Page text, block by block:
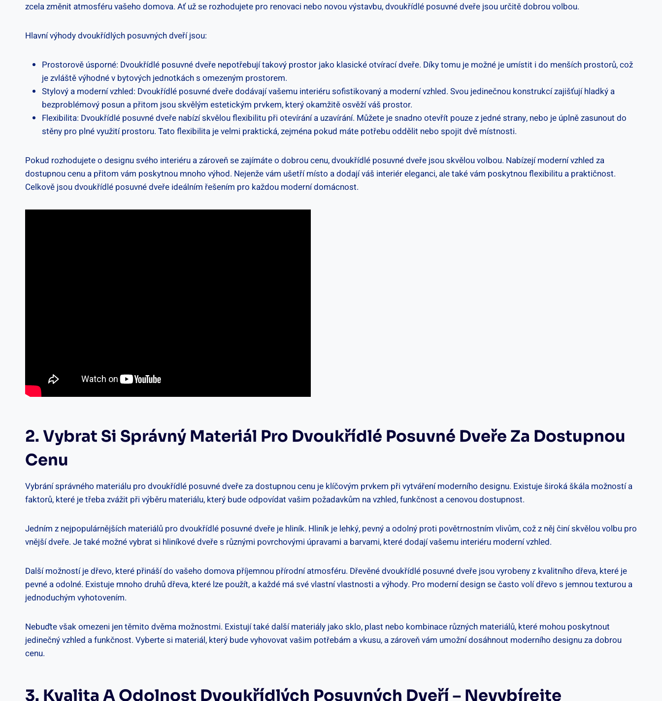
zcela změnit atmosféru vašeho domova. Ať už se rozhodujete pro renovaci nebo novou výstavbu, dvoukřídlé posuvné dveře jsou určitě dobrou volbou.
Hlavní výhody dvoukřídlých posuvných dveří jsou:
Prostorově úsporné: Dvoukřídlé posuvné dveře nepotřebují takový prostor jako klasické otvírací dveře. Díky tomu je možné je umístit i do menších prostorů, což
je zvláště výhodné v bytových jednotkách s omezeným prostorem.
Stylový a moderní vzhled: Dvoukřídlé posuvné dveře dodávají vašemu interiéru sofistikovaný a moderní vzhled. Svou jedinečnou konstrukcí zajišťují hladký a
bezproblémový posun a přitom jsou skvělým estetickým prvkem, který okamžitě osvěží váš prostor.
Flexibilita: Dvoukřídlé posuvné dveře nabízí skvělou flexibilitu při otevírání a uzavírání. Můžete je snadno otevřít pouze z jedné strany, nebo je úplně zasunout do
stěny pro plné využití prostoru. Tato flexibilita je velmi praktická, zejména pokud máte potřebu oddělit nebo spojit dvě místnosti.
Pokud rozhodujete o designu svého interiéru a zároveň se zajímáte o dobrou cenu, dvoukřídlé posuvné dveře jsou skvělou volbou. Nabízejí moderní vzhled za
dostupnou cenu a přitom vám poskytnou mnoho výhod. Nejenže vám ušetří místo a dodají váš interiér eleganci, ale také vám poskytnou flexibilitu a praktičnost.
Celkově jsou dvoukřídlé posuvné dveře ideálním řešením pro každou moderní domácnost.
2. Vybrat Si Správný Materiál Pro Dvoukřídlé Posuvné Dveře Za Dostupnou
Cenu
Vybrání správného materiálu pro dvoukřídlé posuvné dveře za dostupnou cenu je klíčovým prvkem při vytváření moderního designu. Existuje široká škála možností a
faktorů, které je třeba zvážit při výběru materiálu, který bude odpovídat vašim požadavkům na vzhled, funkčnost a cenovou dostupnost.
Jedním z nejpopulárnějších materiálů pro dvoukřídlé posuvné dveře je hliník. Hliník je lehký, pevný a odolný proti povětrnostním vlivům, což z něj činí skvělou volbu pro
vnější dveře. Je také možné vybrat si hliníkové dveře s různými povrchovými úpravami a barvami, které dodají vašemu interiéru moderní vzhled.
Další možností je dřevo, které přináší do vašeho domova příjemnou přírodní atmosféru. Dřevěné dvoukřídlé posuvné dveře jsou vyrobeny z kvalitního dřeva, které je
pevné a odolné. Existuje mnoho druhů dřeva, které lze použít, a každé má své vlastní vlastnosti a výhody. Pro moderní design se často volí dřevo s jemnou texturou a
jednoduchým vyhotovením.
Nebuďte však omezeni jen těmito dvěma možnostmi. Existují také další materiály jako sklo, plast nebo kombinace různých materiálů, které mohou poskytnout
jedinečný vzhled a funkčnost. Vyberte si materiál, který bude vyhovovat vašim potřebám a vkusu, a zároveň vám umožní dosáhnout moderního designu za dobrou
cenu.
3. Kvalita A Odolnost Dvoukřídlých Posuvných Dveří – Nevybírejte